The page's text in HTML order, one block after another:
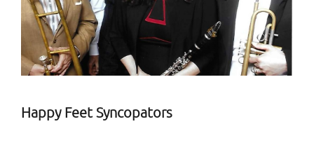
Happy Feet Syncopators